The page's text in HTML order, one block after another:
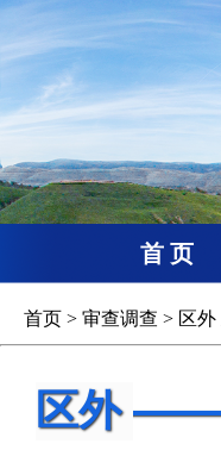
首 页
首页 > 审查调查 > 区外
区外